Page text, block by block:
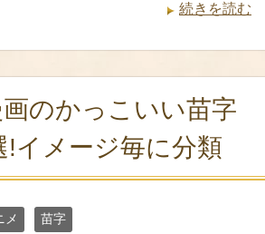
続きを読む
のかっこいい苗字
!イメージ毎に分類
メ 苗字